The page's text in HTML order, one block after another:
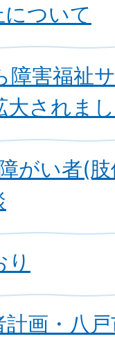
ついて
障害福祉
大されま
がい者(
計画・八